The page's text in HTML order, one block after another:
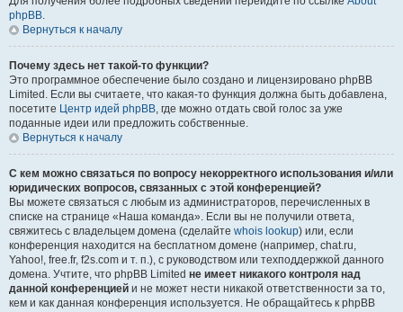
phpBB.
Вернуться к началу
Почему здесь нет такой-то функции?
Это программное обеспечение было создано и лицензировано phpBB
Limited. Если вы считаете, что какая-то функция должна быть добавлена,
посетите Центр идей phpBB, где можно отдать свой голос за уже
поданные идеи или предложить собственные.
Вернуться к началу
С кем можно связаться по вопросу некорректного использования и/или
юридических вопросов, связанных с этой конференцией?
Вы можете связаться с любым из администраторов, перечисленных в
списке на странице «Наша команда». Если вы не получили ответа,
свяжитесь с владельцем домена (сделайте whois lookup) или, если
конференция находится на бесплатном домене (например, chat.ru,
Yahoo!, free.fr, f2s.com и т. п.), с руководством или техподдержкой данного
домена. Учтите, что phpBB Limited не имеет никакого контроля над
данной конференцией и не может нести никакой ответственности за то,
кем и как данная конференция используется. Не обращайтесь к phpBB